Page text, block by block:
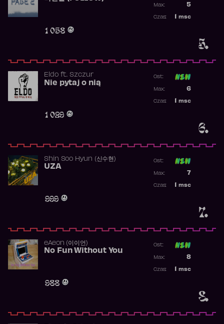
5.
1 058
5
Max:
msc
Czas:
6.
Eldoft. Szczur
Nie pytaj o nią
1 029
Ost:
6
Max:
msc
Czas:
7.
Shin Soo Hyun (신수현)
UZA
999
Ost:
7
Max:
msc
Czas:
8.
​eAeon (이이언)
No Fun Without You
988
Ost:
8
Max:
msc
Czas: